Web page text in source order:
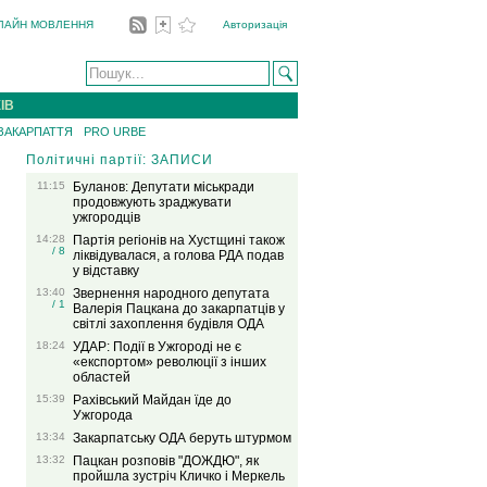
МОВЛЕННЯ Авторизація
PRO URBE
Політичні партії: ЗАПИСИ
11:15
Буланов: Депутати міськради
продовжують зраджувати
ужгородців
14:28
/ 8
Партія регіонів на Хустщині також
ліквідувалася, а голова РДА подав
у відставку
13:40
/ 1
Звернення народного депутата
Валерія Пацкана до закарпатців у
світлі захоплення будівля ОДА
18:24
УДАР: Події в Ужгороді не є
«експортом» революції з інших
областей
15:39
Рахівський Майдан їде до
Ужгорода
13:34 Закарпатську ОДА беруть штурмом
13:32
Пацкан розповів "ДОЖДЮ", як
пройшла зустріч Кличко і Меркель